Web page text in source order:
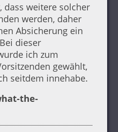
dass weitere solcher
werden, daher
Absicherung ein
dieser
ich zum
gewählt,
seitdem innehabe.
the-